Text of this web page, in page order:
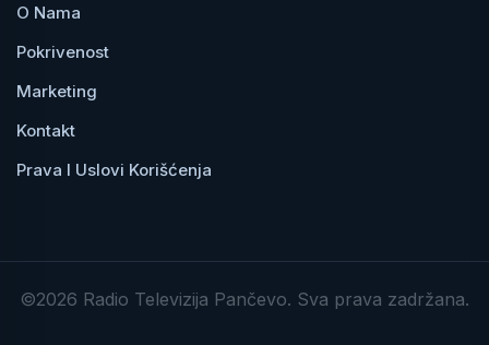
O Nama
Pokrivenost
Marketing
Kontakt
Prava I Uslovi Korišćenja
©2026 Radio Televizija Pančevo. Sva prava zadržana.